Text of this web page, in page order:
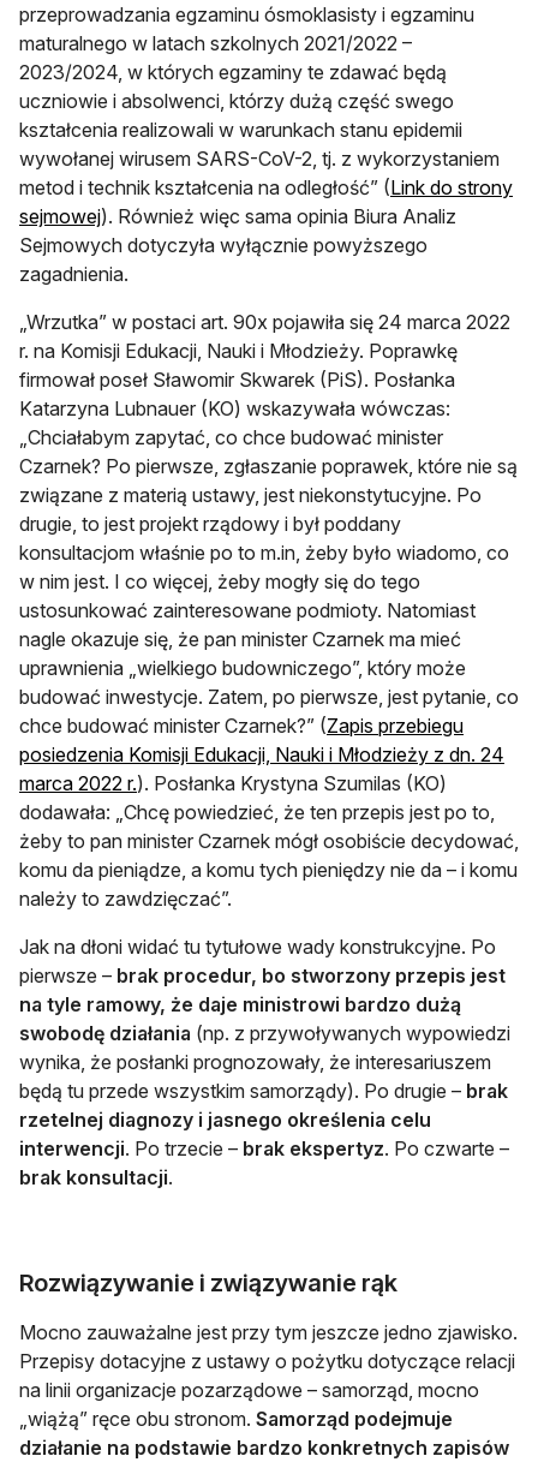
przeprowadzania egzaminu ósmoklasisty i egzaminu
maturalnego w latach szkolnych 2021/2022 –
2023/2024, w których egzaminy te zdawać będą
uczniowie i absolwenci, którzy dużą część swego
kształcenia realizowali w warunkach stanu epidemii
wywołanej wirusem SARS-CoV-2, tj. z wykorzystaniem
metod i technik kształcenia na odległość” (Link do strony
sejmowejotwiera się w nowej karcie
). Również więc sama opinia Biura Analiz
Sejmowych dotyczyła wyłącznie powyższego
zagadnienia.
„Wrzutka” w postaci art. 90x pojawiła się 24 marca 2022
r. na Komisji Edukacji, Nauki i Młodzieży. Poprawkę
firmował poseł Sławomir Skwarek (PiS). Posłanka
Katarzyna Lubnauer (KO) wskazywała wówczas:
„Chciałabym zapytać, co chce budować minister
Czarnek? Po pierwsze, zgłaszanie poprawek, które nie są
związane z materią ustawy, jest niekonstytucyjne. Po
drugie, to jest projekt rządowy i był poddany
konsultacjom właśnie po to m.in, żeby było wiadomo, co
w nim jest. I co więcej, żeby mogły się do tego
ustosunkować zainteresowane podmioty. Natomiast
nagle okazuje się, że pan minister Czarnek ma mieć
uprawnienia „wielkiego budowniczego”, który może
budować inwestycje. Zatem, po pierwsze, jest pytanie, co
chce budować minister Czarnek?” (Zapis przebiegu
posiedzenia Komisji Edukacji, Nauki i Młodzieży z dn. 24
marca 2022 r.otwiera się w nowej karcie
). Posłanka Krystyna Szumilas (KO)
dodawała: „Chcę powiedzieć, że ten przepis jest po to,
żeby to pan minister Czarnek mógł osobiście decydować,
komu da pieniądze, a komu tych pieniędzy nie da – i komu
należy to zawdzięczać”.
Jak na dłoni widać tu tytułowe wady konstrukcyjne. Po
pierwsze – brak procedur, bo stworzony przepis jest
na tyle ramowy, że daje ministrowi bardzo dużą
swobodę działania (np. z przywoływanych wypowiedzi
wynika, że posłanki prognozowały, że interesariuszem
będą tu przede wszystkim samorządy). Po drugie – brak
rzetelnej diagnozy i jasnego określenia celu
interwencji. Po trzecie – brak ekspertyz. Po czwarte –
brak konsultacji.
Rozwiązywanie i związywanie rąk
Mocno zauważalne jest przy tym jeszcze jedno zjawisko.
Przepisy dotacyjne z ustawy o pożytku dotyczące relacji
na linii organizacje pozarządowe – samorząd, mocno
„wiążą” ręce obu stronom. Samorząd podejmuje
działanie na podstawie bardzo konkretnych zapisów